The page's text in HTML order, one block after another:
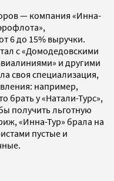
— компания «Инна-
6 до 15% выручки.
с «Домодедовскими
и другими
своя специализация,
например,
у «Натали-Турс»,
получить льготную
«Инна-Тур» брала на
пустые и